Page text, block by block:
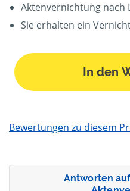
Aktenvernichtung nach
Sie erhalten ein
In den
Bewertungen zu diesem
Antworten